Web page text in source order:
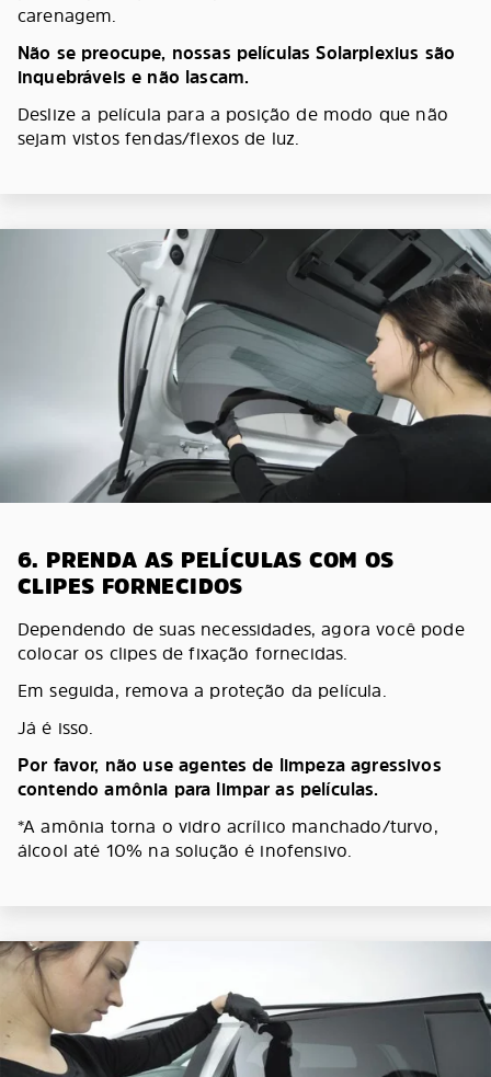
carenagem.
Não se preocupe, nossas películas Solarplexius são
inquebráveis e não lascam.
Deslize a película para a posição de modo que não
sejam vistos fendas/flexos de luz.
6. PRENDA AS PELÍCULAS COM OS
CLIPES FORNECIDOS
Dependendo de suas necessidades, agora você pode
colocar os clipes de fixação fornecidas.
Em seguida, remova a proteção da película.
Já é isso.
Por favor, não use agentes de limpeza agressivos
contendo amônia para limpar as películas.
*A amônia torna o vidro acrílico manchado/turvo,
álcool até 10% na solução é inofensivo.